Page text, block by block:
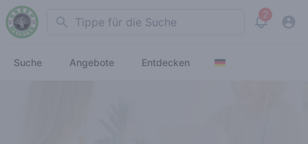
Search 2
View
Suche Angebote Entdecken